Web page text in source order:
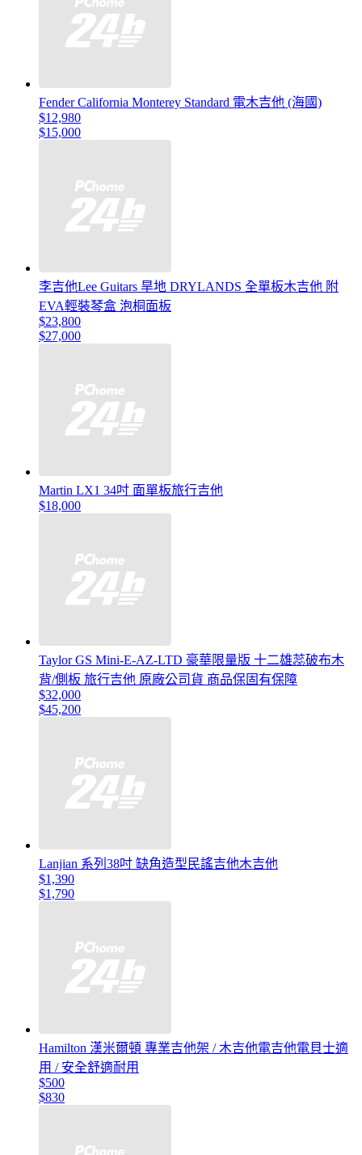
Fender California Monterey Standard 電木吉他 (海國)
$12,980
$15,000
李吉他Lee Guitars 旱地 DRYLANDS 全單板木吉他 附
EVA輕裝琴盒 泡桐面板
$23,800
$27,000
Martin LX1 34吋 面單板旅行吉他
$18,000
Taylor GS Mini-E-AZ-LTD 豪華限量版 十二雄蕊破布木
背/側板 旅行吉他 原廠公司貨 商品保固有保障
$32,000
$45,200
Lanjian 系列38吋 缺角造型民謠吉他木吉他
$1,390
$1,790
Hamilton 漢米爾頓 專業吉他架 / 木吉他電吉他電貝士適
用 / 安全舒適耐用
$500
$830